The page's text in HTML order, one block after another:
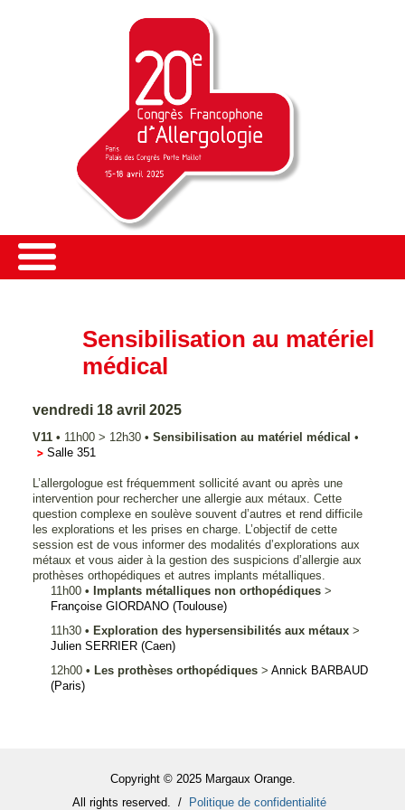
Sensibilisation au matériel
médical
vendredi 18 avril 2025
V11 • 11h00 > 12h30 • Sensibilisation au matériel médical •
Salle 351
L’allergologue est fréquemment sollicité avant ou après une
intervention pour rechercher une allergie aux métaux. Cette
question complexe en soulève souvent d’autres et rend difficile
les explorations et les prises en charge. L’objectif de cette
session est de vous informer des modalités d’explorations aux
métaux et vous aider à la gestion des suspicions d’allergie aux
prothèses orthopédiques et autres implants métalliques.
11h00 • Implants métalliques non orthopédiques >
Françoise GIORDANO (Toulouse)
11h30 • Exploration des hypersensibilités aux métaux >
Julien SERRIER (Caen)
12h00 • Les prothèses orthopédiques > Annick BARBAUD
(Paris)
Copyright © 2025 Margaux Orange.
All rights reserved. /
Politique de confidentialité